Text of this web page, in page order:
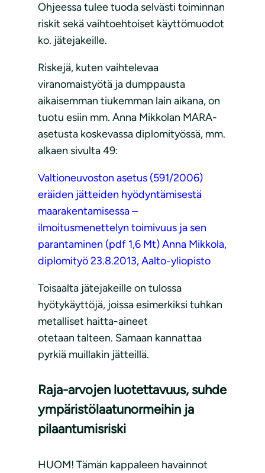
Ohjeessa tulee tuoda selvästi toiminnan
riskit sekä vaihtoehtoiset käyttömuodot
ko. jätejakeille.
Riskejä, kuten vaihtelevaa
viranomaistyötä ja dumppausta
aikaisemman tiukemman lain aikana, on
tuotu esiin mm. Anna Mikkolan MARA-
asetusta koskevassa diplomityössä, mm.
alkaen sivulta 49:
Valtioneuvoston asetus (591/2006)
eräiden jätteiden hyödyntämisestä
maarakentamisessa –
ilmoitusmenettelyn toimivuus ja sen
parantaminen (pdf 1,6 Mt) Anna Mikkola,
diplomityö 23.8.2013, Aalto-yliopisto
Toisaalta jätejakeille on tulossa
hyötykäyttöjä, joissa esimerkiksi tuhkan
metalliset haitta-aineet
otetaan talteen. Samaan kannattaa
pyrkiä muillakin jätteillä.
Raja-arvojen luotettavuus, suhde
ympäristölaatunormeihin ja
pilaantumisriski
HUOM! Tämän kappaleen havainnot